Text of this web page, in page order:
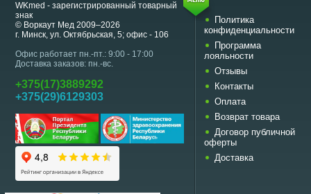
WKmed - зарегистрированный товарный
знак
© Воркаут Мед 2009–2026
г. Минск, ул. Октябрьская, 5; офис - 106
Офис работает пн.-пт.: 9:00 - 17:00
Доставка заказов: пн.-вс.
+375(17)3889292
+375(29)6129303
Политика
конфиденциальности
Программа
лояльности
Отзывы
Контакты
Оплата
Возврат товара
Договор публичной
оферты
Доставка